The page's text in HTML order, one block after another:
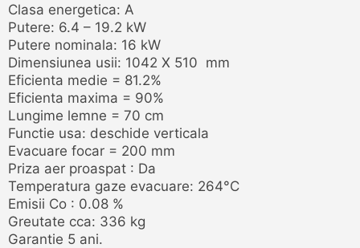
Clasa energetica: A
Putere: 6.4 – 19.2 kW
Putere nominala: 16 kW
Dimensiunea usii: 1042 X 510 mm
Eficienta medie = 81.2%
Eficienta maxima = 90%
Lungime lemne = 70 cm
Functie usa: deschide verticala
Evacuare focar = 200 mm
Priza aer proaspat : Da
Temperatura gaze evacuare: 264°C
Emisii Co : 0.08 %
Greutate cca: 336 kg
Garantie 5 ani.